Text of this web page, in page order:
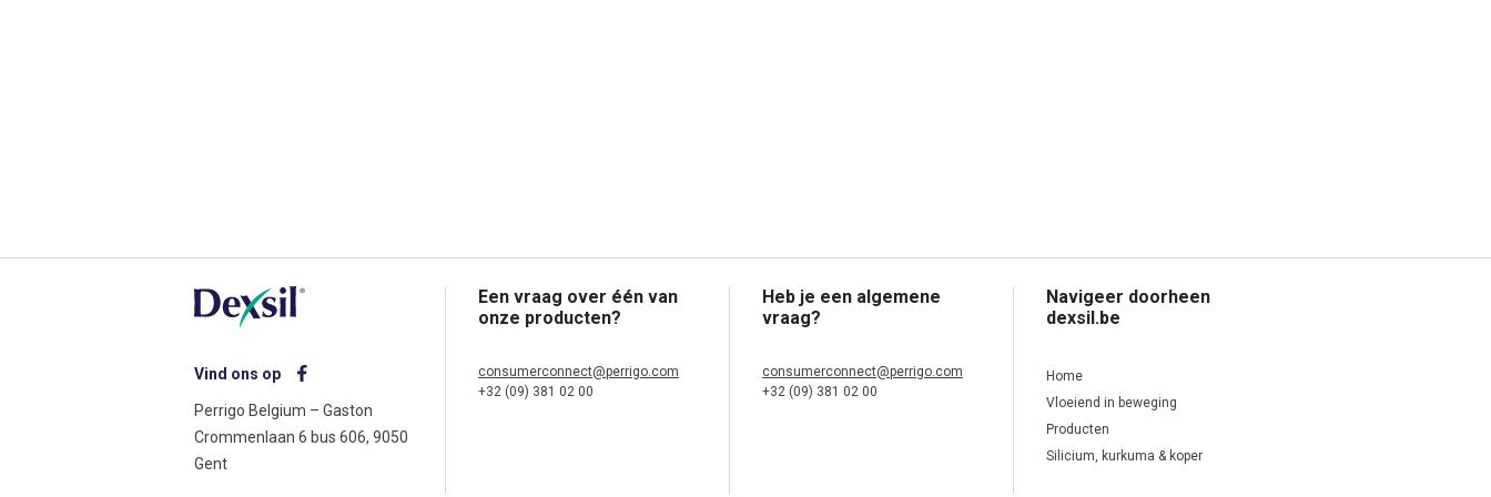
Vind ons op
Perrigo Belgium – Gaston
Crommenlaan 6 bus 606, 9050
Gent
Een vraag over één van
onze producten?
consumerconnect@perrigo.com
+32 (09) 381 02 00
Heb je een algemene
vraag?
consumerconnect@perrigo.com
+32 (09) 381 02 00
Navigeer doorheen
dexsil.be
Home
Vloeiend in beweging
Producten
Silicium, kurkuma & koper